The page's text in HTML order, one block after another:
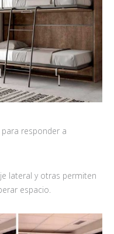
responder a
lateral y otras permiten
espacio.